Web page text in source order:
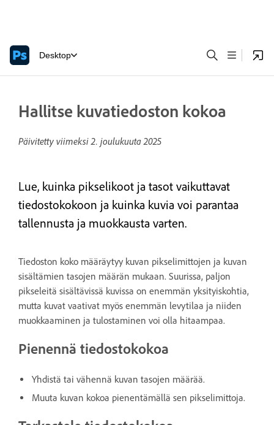
Desktop
Hallitse kuvatiedoston kokoa
Päivitetty viimeksi2. joulukuuta 2025
Lue, kuinka pikselikoot ja tasot vaikuttavat
tiedostokokoon ja kuinka kuvia voi parantaa
tallennusta ja muokkausta varten.
Tiedoston koko määräytyy kuvan pikselimittojen ja kuvan
sisältämien tasojen määrän mukaan. Suurissa, paljon
pikseleitä sisältävissä kuvissa on enemmän yksityiskohtia,
mutta kuvat vaativat myös enemmän levytilaa ja niiden
muokkaaminen ja tulostaminen voi olla hitaampaa.
Pienennä tiedostokokoa
Yhdistä tai vähennä kuvan tasojen määrää.
Muuta kuvan kokoa pienentämällä sen pikselimittoja.